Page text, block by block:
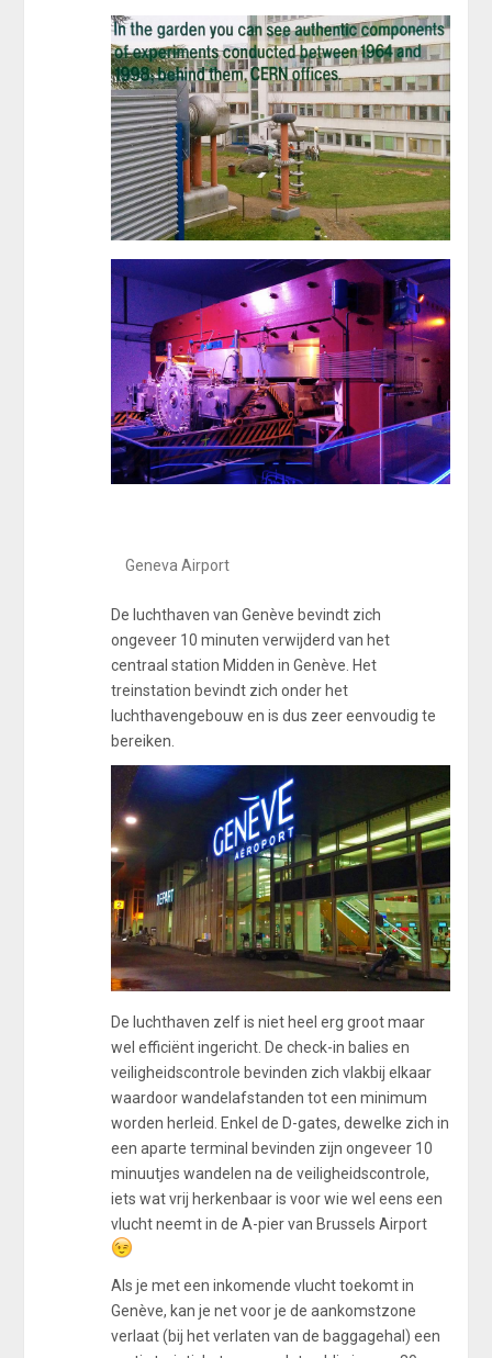
Geneva Airport
De luchthaven van Genève bevindt zich
ongeveer 10 minuten verwijderd van het
centraal station Midden in Genève. Het
treinstation bevindt zich onder het
luchthavengebouw en is dus zeer eenvoudig te
bereiken.
De luchthaven zelf is niet heel erg groot maar
wel efficiënt ingericht. De check-in balies en
veiligheidscontrole bevinden zich vlakbij elkaar
waardoor wandelafstanden tot een minimum
worden herleid. Enkel de D-gates, dewelke zich in
een aparte terminal bevinden zijn ongeveer 10
minuutjes wandelen na de veiligheidscontrole,
iets wat vrij herkenbaar is voor wie wel eens een
vlucht neemt in de A-pier van Brussels Airport
Als je met een inkomende vlucht toekomt in
Genève, kan je net voor je de aankomstzone
verlaat (bij het verlaten van de baggagehal) een